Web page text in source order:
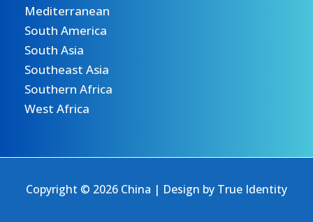
Mediterranean
South America
South Asia
Southeast Asia
Southern Africa
West Africa
Copyright © 2026 China | Design by True Identity